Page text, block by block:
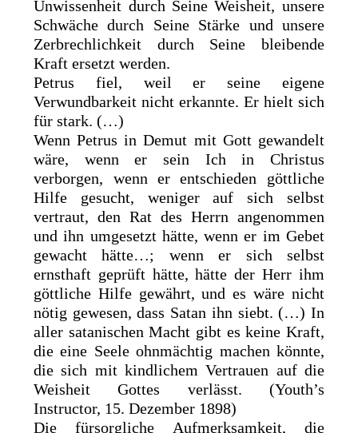
Unwissenheit durch Seine Weisheit, unsere
Schwäche durch Seine Stärke und unsere
Zerbrechlichkeit durch Seine bleibende
Kraft ersetzt werden.
Petrus fiel, weil er seine eigene
Verwundbarkeit nicht erkannte. Er hielt sich
für stark. (…)
Wenn Petrus in Demut mit Gott gewandelt
wäre, wenn er sein Ich in Christus
verborgen, wenn er entschieden göttliche
Hilfe gesucht, weniger auf sich selbst
vertraut, den Rat des Herrn angenommen
und ihn umgesetzt hätte, wenn er im Gebet
gewacht hätte…; wenn er sich selbst
ernsthaft geprüft hätte, hätte der Herr ihm
göttliche Hilfe gewährt, und es wäre nicht
nötig gewesen, dass Satan ihn siebt. (…) In
aller satanischen Macht gibt es keine Kraft,
die eine Seele ohnmächtig machen könnte,
die sich mit kindlichem Vertrauen auf die
Weisheit Gottes verlässt. (Youth’s
Instructor, 15. Dezember 1898)
Die fürsorgliche Aufmerksamkeit, die